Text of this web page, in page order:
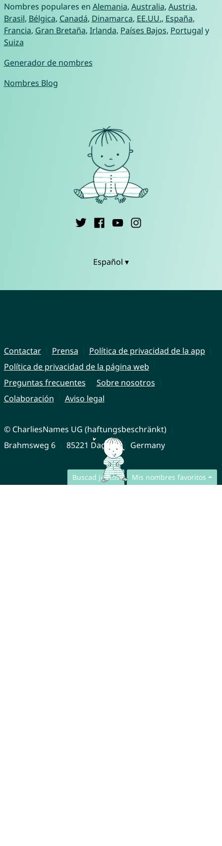
Buscad juntos Mis nombres favoritos
Nombres populares en Alemania, Australia, Austria,
Brasil, Bélgica, Canadá, Dinamarca, EE.UU., España,
Francia, Gran Bretaña, Irlanda, Países Bajos, Portugal y
Suiza
Generador de nombres
Nombres Blog
Español ▾
Contactar Prensa
Política de privacidad de la app
Política de privacidad de la página web
Preguntas frecuentes
Sobre nosotros
Colaboración
Aviso legal
© CharliesNames UG (haftungsbeschränkt)
Brahmsweg 6
85221 Dachau Germany